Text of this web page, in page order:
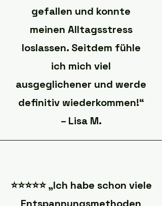
gefallen und konnte
meinen Alltagsstress
loslassen. Seitdem fühle
ich mich viel
ausgeglichener und werde
definitiv wiederkommen!“
– Lisa M.
⭐️⭐️⭐️⭐️⭐️ „Ich habe schon viele